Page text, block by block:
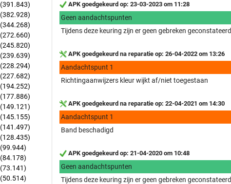
(391.843)
(382.928)
(344.268)
(272.660)
(245.820)
(239.639)
(228.294)
(227.682)
(194.252)
(177.886)
(149.121)
(145.155)
(141.497)
(128.435)
(99.944)
(84.178)
(73.141)
(50.514)
APK goedgekeurd op: 23-03-2023 om 11:28
Geen aandachtspunten
Tijdens deze keuring zijn er geen gebreken geconstateerd
APK goedgekeurd na reparatie op: 26-04-2022 om 13:26
Aandachtspunt 1
Richtingaanwijzers kleur wijkt af/niet toegestaan
APK goedgekeurd na reparatie op: 22-04-2021 om 14:30
Aandachtspunt 1
Band beschadigd
APK goedgekeurd op: 21-04-2020 om 10:48
Geen aandachtspunten
Tijdens deze keuring zijn er geen gebreken geconstateerd